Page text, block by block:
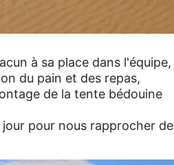
à sa place dans l'équipe,
du pain et des repas,
de la tente bédouine
pour nous rapprocher de